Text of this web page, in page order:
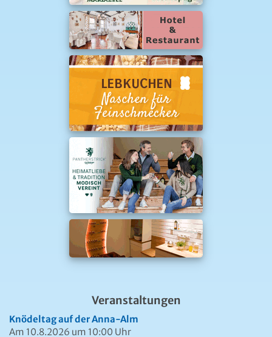
Veranstaltungen
Knödeltag auf der Anna-Alm
Am 10.8.2026 um 10:00 Uhr